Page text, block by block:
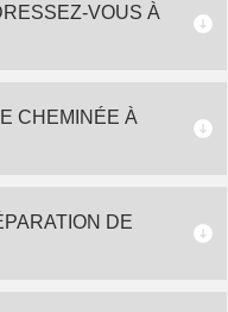
VOUS À
CHEMINÉE À
DE